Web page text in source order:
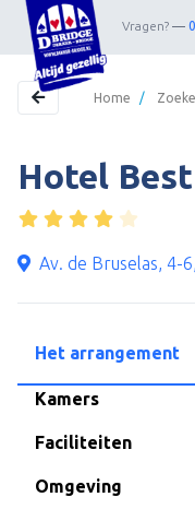
Vragen?
Home
Bestemmingen
Theater
Webshop
Nieuwsbrief
Contact
Wedstrijdleiders
Over Dekker-Bridge
Home /
Hotel
Av. de Bruselas, 4-
Het arrangement
Kamers
Faciliteiten
Omgeving